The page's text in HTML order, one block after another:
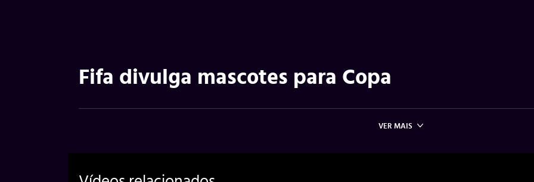
Fifa divulga mascotes para Copa
VER MAIS